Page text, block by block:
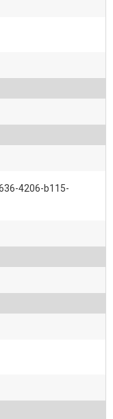
4206-b115-